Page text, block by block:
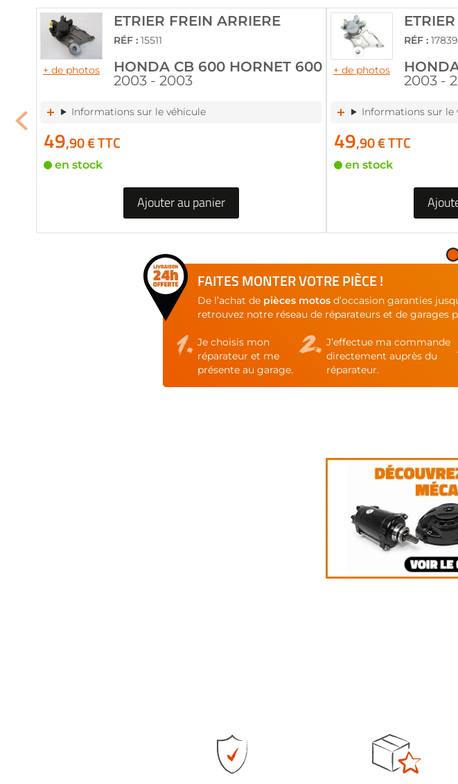
images
gallery
+ de photos
ETRIER FREIN ARRIERE
RÉF : 15511
HONDA CB 600 HORNET 600
2003 - 2003
Informations sur le véhicule
49,90 € TTC
en stock
Ajouter au panier
+ de photos
RÉF : 17839
2003 -
Informations sur le
49,90 € TTC
en stock
FAITES MONTER VOTRE PIÈCE !
De l’achat de pièces motosd’occasion garanties
retrouvez notre réseau de réparateurs et de garages
Je choisis mon
réparateur et me
présente au garage.
J’effectue ma commande
directement auprès du
réparateur.